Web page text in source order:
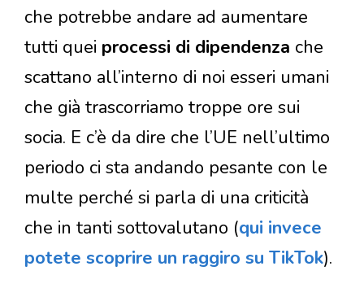
che potrebbe andare ad aumentare
tutti quei processi di dipendenza che
scattano all’interno di noi esseri umani
che già trascorriamo troppe ore sui
socia. E c’è da dire che l’UE nell’ultimo
periodo ci sta andando pesante con le
multe perché si parla di una criticità
che in tanti sottovalutano (qui invece
potete scoprire un raggiro su TikTok).